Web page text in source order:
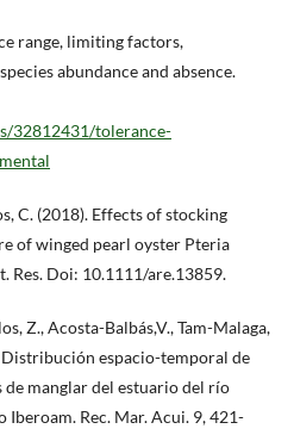
range, limiting factors,
abundance and absence.
32812431/tolerance-
C. (2018). Effects of stocking
of winged pearl oyster Pteria
Res. Doi: 10.1111/are.13859.
Z., Acosta-Balbás,V., Tam-Malaga,
Distribución espacio-temporal de
manglar del estuario del río
Iberoam. Rec. Mar. Acui. 9, 421-